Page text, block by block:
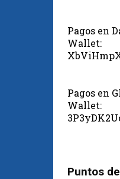
Pagos en
Wallet:
Pagos en
Wallet:
Puntos